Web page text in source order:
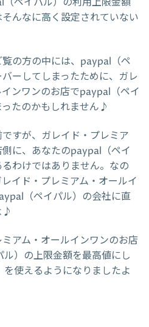
んなに高く設定されていない
の方の中には、paypal（ペ
ーしてしまったために、ガレ
ンワンのお店でpaypal（ペイ
たのかもしれません♪
すが、ガレイド・プレミア
に、あなたのpaypal（ペイ
わけではありません。なの
イド・プレミアム・オールイ
（ペイパル）の会社に直
♪
アム・オールインワンのお店
）の上限金額を最高値にし
使えるようになりましたよ